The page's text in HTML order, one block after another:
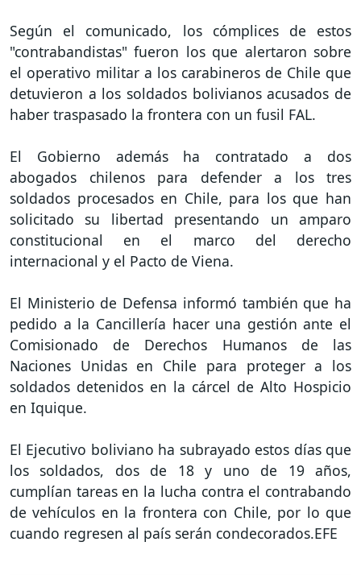
Según el comunicado, los cómplices de estos
"contrabandistas" fueron los que alertaron sobre
el operativo militar a los carabineros de Chile que
detuvieron a los soldados bolivianos acusados de
haber traspasado la frontera con un fusil FAL.
El Gobierno además ha contratado a dos
abogados chilenos para defender a los tres
soldados procesados en Chile, para los que han
solicitado su libertad presentando un amparo
constitucional en el marco del derecho
internacional y el Pacto de Viena.
El Ministerio de Defensa informó también que ha
pedido a la Cancillería hacer una gestión ante el
Comisionado de Derechos Humanos de las
Naciones Unidas en Chile para proteger a los
soldados detenidos en la cárcel de Alto Hospicio
en Iquique.
El Ejecutivo boliviano ha subrayado estos días que
los soldados, dos de 18 y uno de 19 años,
cumplían tareas en la lucha contra el contrabando
de vehículos en la frontera con Chile, por lo que
cuando regresen al país serán condecorados.EFE